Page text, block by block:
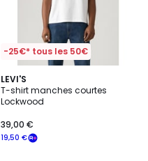
-25€* tous les 50€
LEVI'S
T-shirt manches courtes
Lockwood
19,50 €
39,00 €
3,7
/ 5